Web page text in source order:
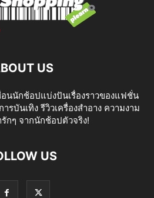
US
นนักช้อปแบ่งปันเรื่องราวของแฟชั่น
รบันเทิง รีวิวเครื่องสำอาง ความงาม
กๆ จากนักช้อปตัวจริง!
US